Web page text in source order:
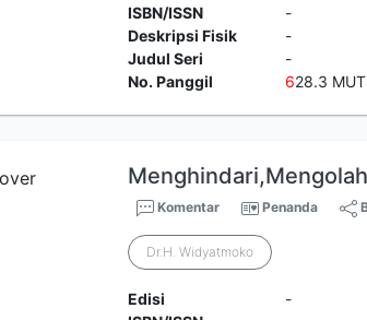
ISBN/ISSN
-
Deskripsi Fisik
-
Judul Seri
-
No. Panggil
628.3
Komentar Penanda
Dr.H. Widyatmoko
Edisi
-